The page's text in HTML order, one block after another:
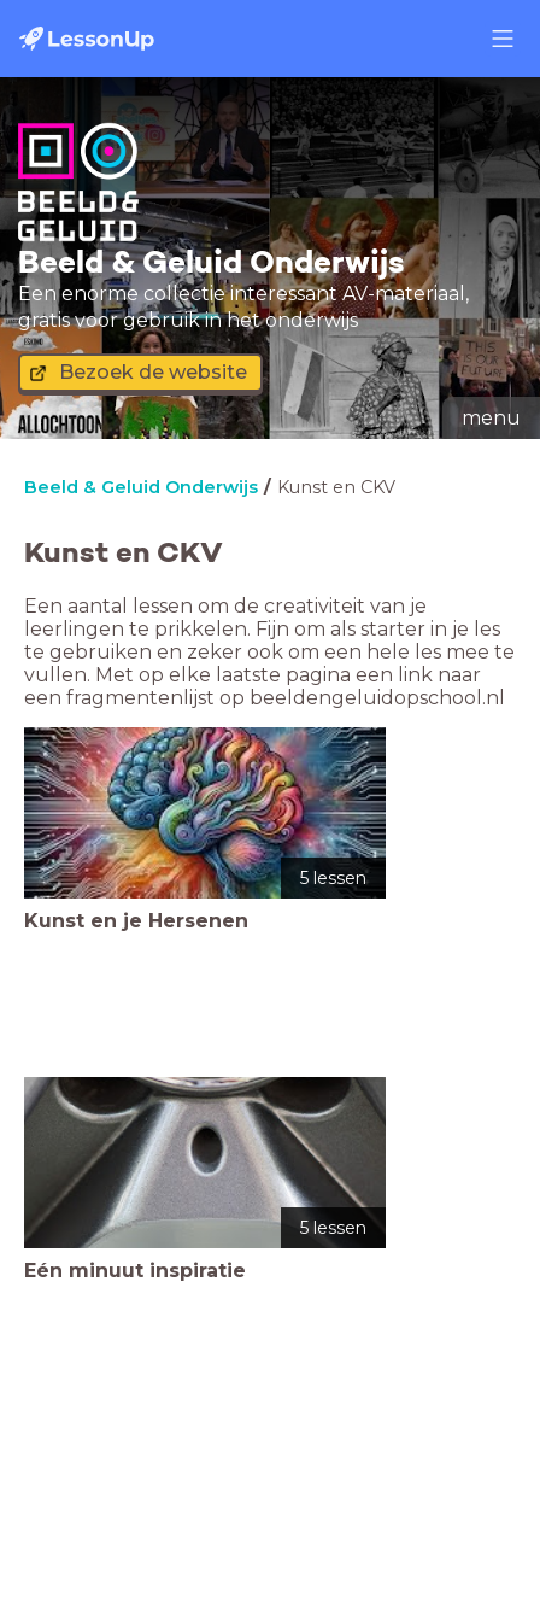
Beeld & Geluid Onderwijs
Een enorme collectie interessant AV-materiaal,
gratis voor gebruik in het onderwijs
Bezoek de website
menu
Beeld & Geluid Onderwijs Kunst en CKV
Kunst en CKV
Een aantal lessen om de creativiteit van je
leerlingen te prikkelen. Fijn om als starter in je les
te gebruiken en zeker ook om een hele les mee te
vullen. Met op elke laatste pagina een link naar
een fragmentenlijst op beeldengeluidopschool.nl
5 lessen
Kunst en je Hersenen
5 lessen
Eén minuut inspiratie